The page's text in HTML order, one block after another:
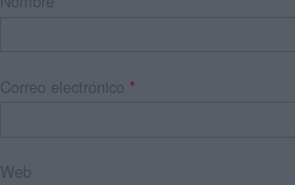
Correo electrónico *
Web